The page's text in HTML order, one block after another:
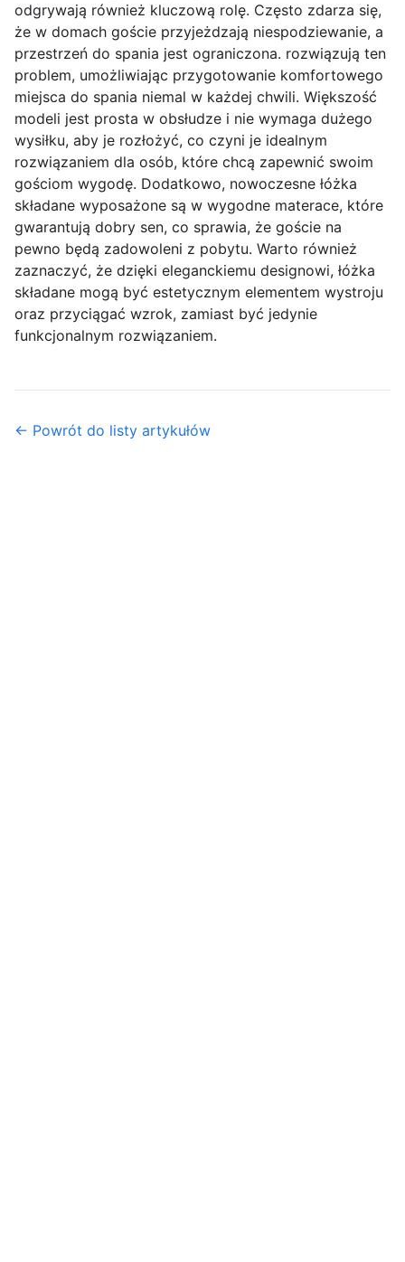
odgrywają również kluczową rolę. Często zdarza się,
że w domach goście przyjeżdzają niespodziewanie, a
przestrzeń do spania jest ograniczona. rozwiązują ten
problem, umożliwiając przygotowanie komfortowego
miejsca do spania niemal w każdej chwili. Większość
modeli jest prosta w obsłudze i nie wymaga dużego
wysiłku, aby je rozłożyć, co czyni je idealnym
rozwiązaniem dla osób, które chcą zapewnić swoim
gościom wygodę. Dodatkowo, nowoczesne łóżka
składane wyposażone są w wygodne materace, które
gwarantują dobry sen, co sprawia, że goście na
pewno będą zadowoleni z pobytu. Warto również
zaznaczyć, że dzięki eleganckiemu designowi, łóżka
składane mogą być estetycznym elementem wystroju
oraz przyciągać wzrok, zamiast być jedynie
funkcjonalnym rozwiązaniem.
← Powrót do listy artykułów